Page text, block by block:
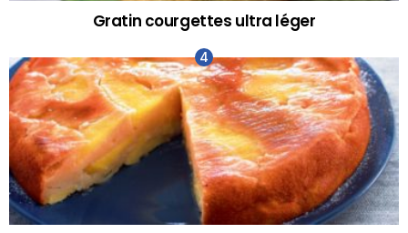
Gratin courgettes ultra léger